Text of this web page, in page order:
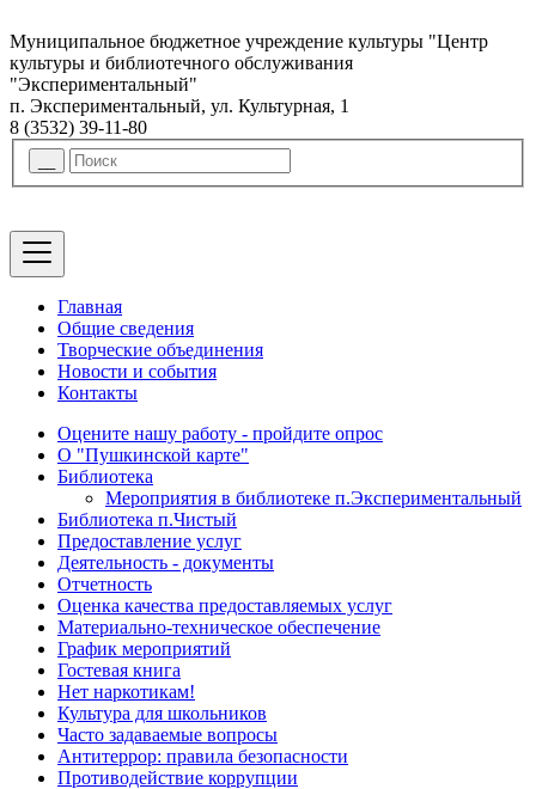
Муниципальное бюджетное учреждение культуры "Центр
культуры и библиотечного обслуживания
"Экспериментальный"
п. Экспериментальный, ул. Культурная, 1
8 (3532) 39-11-80
Главная
Общие сведения
Творческие объединения
Новости и события
Контакты
Оцените нашу работу - пройдите опрос
О "Пушкинской карте"
Библиотека
Мероприятия в библиотеке п.Экспериментальный
Библиотека п.Чистый
Предоставление услуг
Деятельность - документы
Отчетность
Оценка качества предоставляемых услуг
Материально-техническое обеспечение
График мероприятий
Гостевая книга
Нет наркотикам!
Культура для школьников
Часто задаваемые вопросы
Антитеррор: правила безопасности
Противодействие коррупции